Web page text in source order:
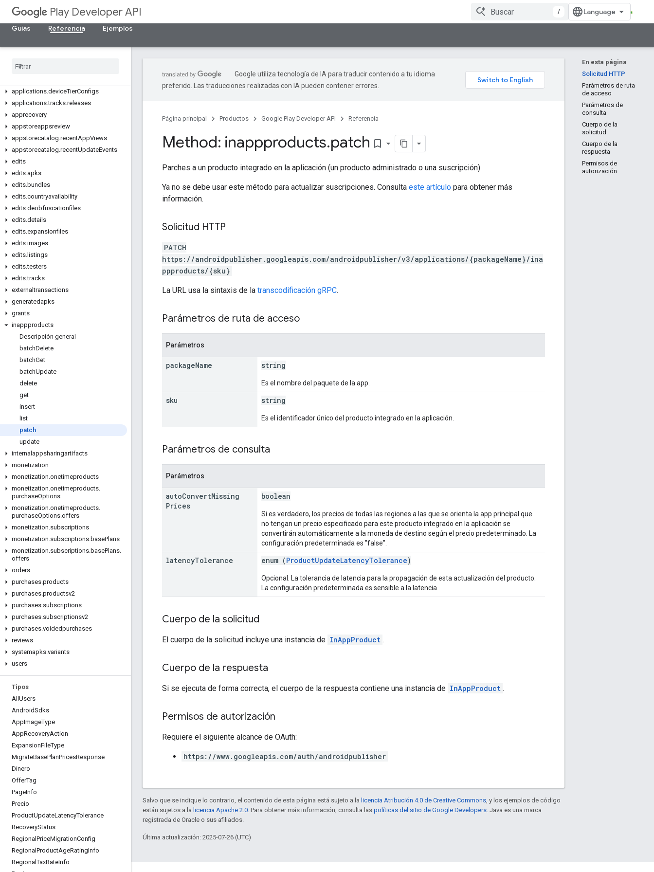
Play Developer API
/
Guías
Referencia Ejemplos
Recursos de REST
applications.deviceTierConfigs
applications.tracks.releases
apprecovery
appstoreappsreview
appstorecatalog.recentAppViews
appstorecatalog.recentUpdateEvents
edits
edits.apks
edits.bundles
edits.countryavailability
edits.deobfuscationfiles
edits.details
edits.expansionfiles
edits.images
edits. listings
edits.testers
edits.tracks
externaltransactions
generatedapks
grants
inappproducts
Descripción general
batchDelete
batchGet
batchUpdate
delete
get
insert
list
patch
update
internalappsharingartifacts
monetization
monetization.onetimeproducts
monetization.onetimeproducts.
purchaseOptions
monetization.onetimeproducts.
purchaseOptions.offers
monetization.subscriptions
monetization.subscriptions.basePlans
monetization.subscriptions.basePlans.
offers
orders
purchases.products
purchases.productsv2
purchases.subscriptions
purchases.subscriptionsv2
purchases.voidedpurchases
reviews
systemapks.variants
users
Tipos
All Users
AndroidSdks
AppImageType
AppRecoveryAction
ExpansionFileType
MigrateBasePlanPricesResponse
Dinero
OfferTag
PageInfo
Precio
ProductUpdateLatencyTolerance
RecoveryStatus
Regional PriceMigrationConfig
Regional ProductAgeRatingInfo
RegionalTaxRateInfo
En esta página
Solicitud HTTP
Parámetros de ruta
de acceso
Parámetros de
consulta
Cuerpo de la
solicitud
Cuerpo de la
respuesta
Permisos de
autorización
Google utiliza tecnología de IA para traducir contenido a tu idioma
preferido. Las traducciones realizadas con IA pueden contener errores.
Página principal Productos Google Play Developer API Referencia
Method: inappproducts.patch bookmark_border
Parches a un producto integrado en la aplicación (un producto administrado o una suscripción)
Ya no se debe usar este método para actualizar suscripciones. Consulta este artículo para obtener más
información.
Solicitud HTTP
PATCH
https://androidpublisher.googleapis.com/androidpublisher/v3/applications/{packageName}/ina
ppproducts/{sku}
La URL usa la sintaxis de la transcodificación gRPC.
Parámetros de ruta de acceso
Parámetros
packageName string
Es el nombre del paquete de la app.
sku string
Es el identificador único del producto integrado en la aplicación.
Parámetros de consulta
Parámetros
autoConvertMissing
Prices
boolean
Si es verdadero, los precios de todas las regiones a las que se orienta la app principal que
no tengan un precio especificado para este producto integrado en la aplicación se
convertirán automáticamente a la moneda de destino según el precio predeterminado. La
configuración predeterminada es "false".
latencyTolerance enum (ProductUpdateLatencyTolerance)
Opcional. La tolerancia de latencia para la propagación de esta actualización del producto.
La configuración predeterminada es sensible a la latencia.
Cuerpo de la solicitud
El cuerpo de la solicitud incluye una instancia de InAppProduct .
Cuerpo de la respuesta
Si se ejecuta de forma correcta, el cuerpo de la respuesta contiene una instancia de InAppProduct .
Permisos de autorización
Requiere el siguiente alcance de OAuth:
https://www.googleapis.com/auth/androidpublisher
Salvo que se indique lo contrario, el contenido de esta página está sujeto a la licencia Atribución 4.0 de Creative Commons , y los ejemplos de código
están sujetos a la licencia Apache 2.0 . Para obtener más información, consulta las políticas del sitio de Google Developers . Java es una marca
registrada de Oracle o sus afiliados.
Última actualización: 2025-07-26 (UTC)